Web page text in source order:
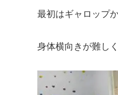
最初はギャロップ
身体横向きが難し